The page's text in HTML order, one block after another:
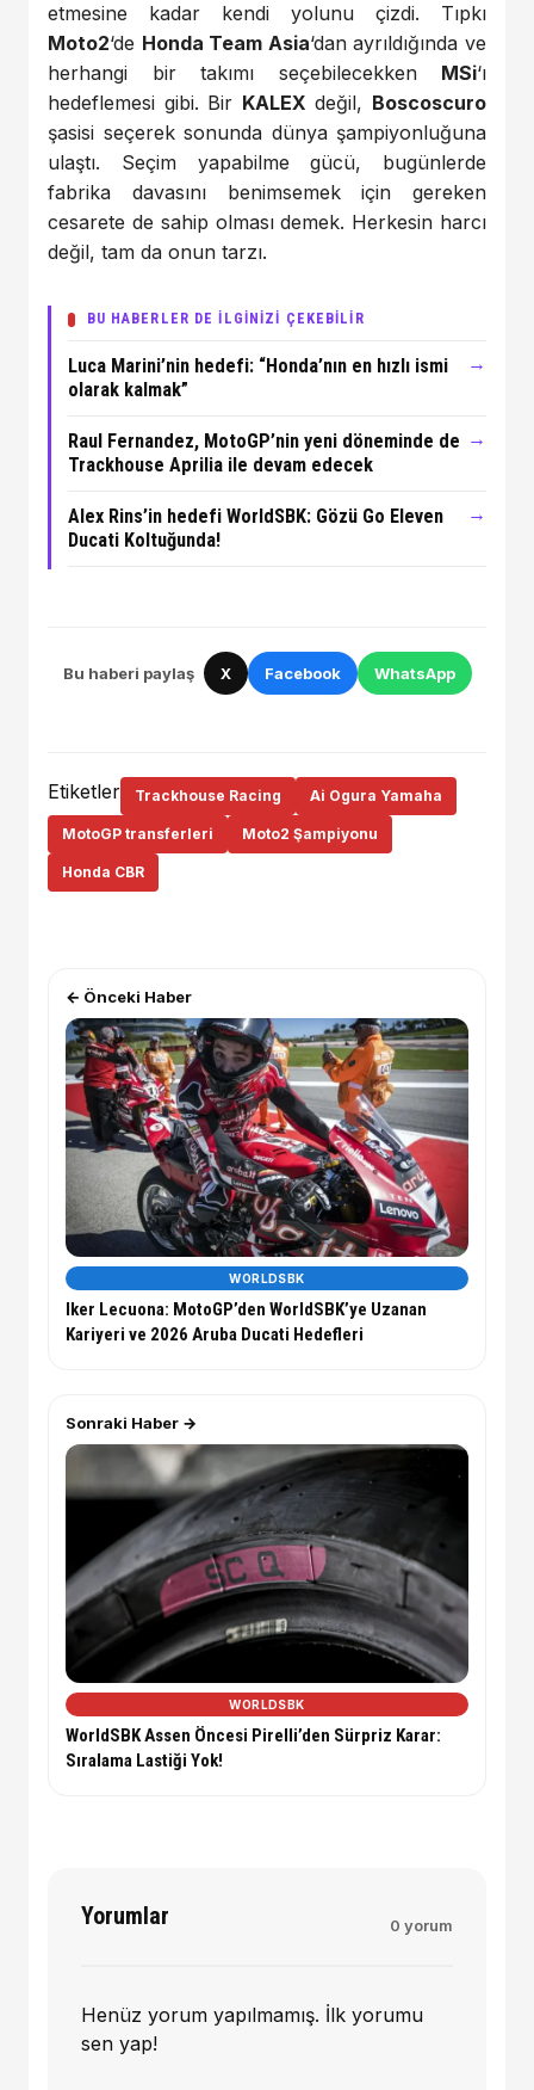
etmesine kadar kendi yolunu çizdi. Tıpkı
Moto2‘de Honda Team Asia‘dan ayrıldığında ve
herhangi bir takımı seçebilecekken MSi‘ı
hedeflemesi gibi. Bir KALEX değil, Boscoscuro
şasisi seçerek sonunda dünya şampiyonluğuna
ulaştı. Seçim yapabilme gücü, bugünlerde
fabrika davasını benimsemek için gereken
cesarete de sahip olması demek. Herkesin harcı
değil, tam da onun tarzı.
BU HABERLER DE İLGİNİZİ ÇEKEBİLİR
Luca Marini’nin hedefi: “Honda’nın en hızlı ismi
olarak kalmak”
→
Raul Fernandez, MotoGP’nin yeni döneminde de
Trackhouse Aprilia ile devam edecek
→
Alex Rins’in hedefi WorldSBK: Gözü Go Eleven
Ducati Koltuğunda!
→
Bu haberi paylaş X Facebook WhatsApp
Etiketler Trackhouse Racing Ai Ogura Yamaha
MotoGP transferleri Moto2 Şampiyonu
Honda CBR
← Önceki Haber
WORLDSBK
Iker Lecuona: MotoGP’den WorldSBK’ye Uzanan
Kariyeri ve 2026 Aruba Ducati Hedefleri
Sonraki Haber →
WORLDSBK
WorldSBK Assen Öncesi Pirelli’den Sürpriz Karar:
Sıralama Lastiği Yok!
Yorumlar 0 yorum
Henüz yorum yapılmamış. İlk yorumu
sen yap!